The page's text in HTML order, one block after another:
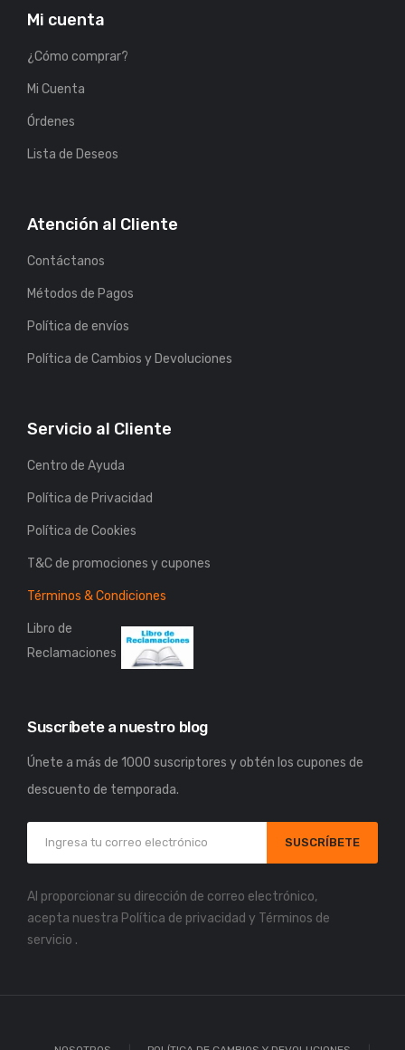
Mi cuenta
¿Cómo comprar?
Mi Cuenta
Órdenes
Lista de Deseos
Atención al Cliente
Contáctanos
Métodos de Pagos
Política de envíos
Política de Cambios y Devoluciones
Servicio al Cliente
Centro de Ayuda
Política de Privacidad
Política de Cookies
T&C de promociones y cupones
Términos & Condiciones
Libro de
Reclamaciones
Suscríbete a nuestro blog
Únete a más de 1000 suscriptores y obtén los cupones de
descuento de temporada.
SUSCRÍBETE
Al proporcionar su dirección de correo electrónico,
acepta nuestra Política de privacidad y Términos de
servicio .